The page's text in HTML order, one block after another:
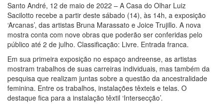
Santo André, 12 de maio de 2022 – A Casa do Olhar Luiz
Sacilotto recebe a partir deste sábado (14), às 14h, a exposição
‘Arcanas’, das artistas Bruna Marassato e Joice Trujillo. A nova
mostra conta com nove obras que poderão ser conferidas pelo
público até 2 de julho. Classificação: Livre. Entrada franca.
Em sua primeira exposição no espaço andreense, as artistas
mostram trabalhos de suas carreiras individuais, mas também da
pesquisa que realizam juntas sobre a questão da ancestralidade
feminina. Entre os trabalhos, instalações têxteis e telas. O
destaque fica para a instalação têxtil ‘Intersecção’.